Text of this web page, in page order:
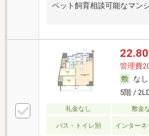
ペット飼育相談可能なマン
22.80
管理費
なし
5階 /
礼金なし 敷金
バス・トイレ別 インター